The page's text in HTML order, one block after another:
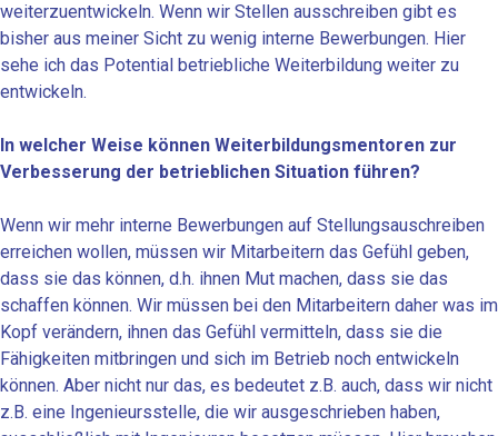
weiterzuentwickeln. Wenn wir Stellen ausschreiben gibt es
bisher aus meiner Sicht zu wenig interne Bewerbungen. Hier
sehe ich das Potential betriebliche Weiterbildung weiter zu
entwickeln.
In welcher Weise können Weiterbildungsmentoren zur
Verbesserung der betrieblichen Situation führen?
Wenn wir mehr interne Bewerbungen auf Stellungsauschreiben
erreichen wollen, müssen wir Mitarbeitern das Gefühl geben,
dass sie das können, d.h. ihnen Mut machen, dass sie das
schaffen können. Wir müssen bei den Mitarbeitern daher was im
Kopf verändern, ihnen das Gefühl vermitteln, dass sie die
Fähigkeiten mitbringen und sich im Betrieb noch entwickeln
können. Aber nicht nur das, es bedeutet z.B. auch, dass wir nicht
z.B. eine Ingenieursstelle, die wir ausgeschrieben haben,